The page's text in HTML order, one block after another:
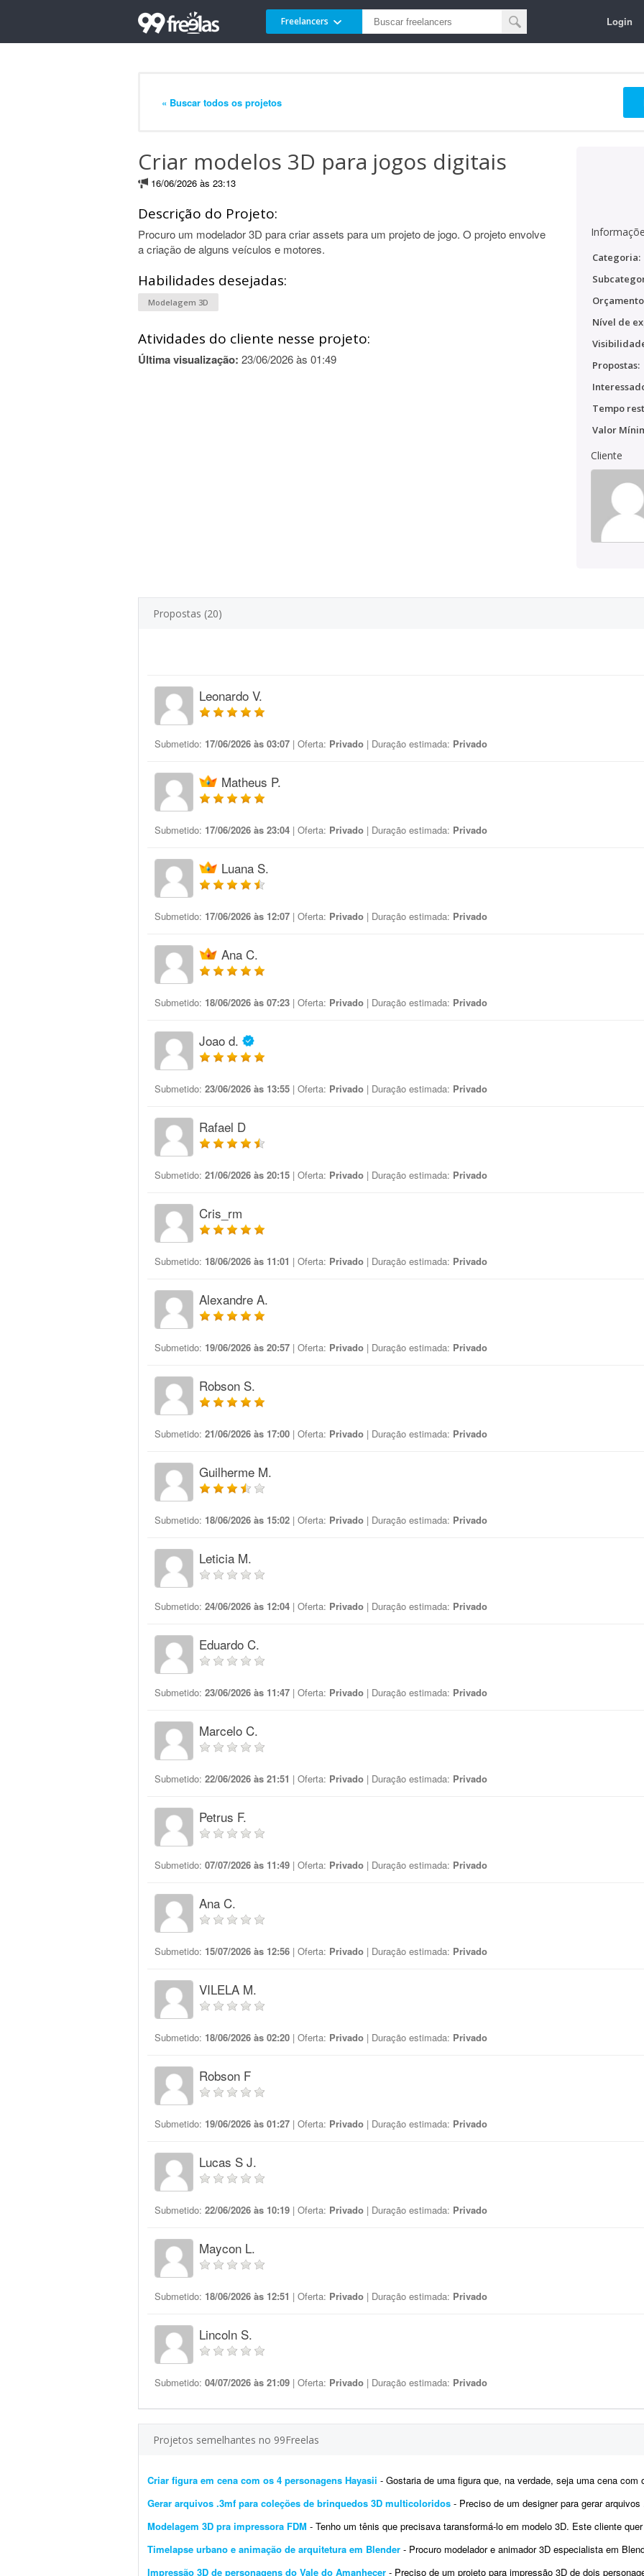
Freelancers Login
« Buscar todos os projetos
Criar modelos 3D para jogos digitais
16/06/2026 às 23:13
Descrição do Projeto:
Procuro um modelador 3D para criar assets para um projeto de jogo. O projeto envolve
a criação de alguns veículos e motores.
Habilidades desejadas:
Modelagem 3D
Atividades do cliente nesse projeto:
Última visualização: 23/06/2026 às 01:49
Categoria:
Nível de
Propostas:
Tempo
Valor
Cliente
Propostas (20)
Leonardo V.
Submetido: 17/06/2026 às 03:07 | Oferta: Privado | Duração estimada: Privado
Matheus P.
Submetido: 17/06/2026 às 23:04 | Oferta: Privado | Duração estimada: Privado
Luana S.
Submetido: 17/06/2026 às 12:07 | Oferta: Privado | Duração estimada: Privado
Ana C.
Submetido: 18/06/2026 às 07:23 | Oferta: Privado | Duração estimada: Privado
Joao d.
Submetido: 23/06/2026 às 13:55 | Oferta: Privado | Duração estimada: Privado
Rafael D
Submetido: 21/06/2026 às 20:15 | Oferta: Privado | Duração estimada: Privado
Cris_rm
Submetido: 18/06/2026 às 11:01 | Oferta: Privado | Duração estimada: Privado
Alexandre A.
Submetido: 19/06/2026 às 20:57 | Oferta: Privado | Duração estimada: Privado
Robson S.
Submetido: 21/06/2026 às 17:00 | Oferta: Privado | Duração estimada: Privado
Guilherme M.
Submetido: 18/06/2026 às 15:02 | Oferta: Privado | Duração estimada: Privado
Leticia M.
Submetido: 24/06/2026 às 12:04 | Oferta: Privado | Duração estimada: Privado
Eduardo C.
Submetido: 23/06/2026 às 11:47 | Oferta: Privado | Duração estimada: Privado
Marcelo C.
Submetido: 22/06/2026 às 21:51 | Oferta: Privado | Duração estimada: Privado
Petrus F.
Submetido: 07/07/2026 às 11:49 | Oferta: Privado | Duração estimada: Privado
Ana C.
Submetido: 15/07/2026 às 12:56 | Oferta: Privado | Duração estimada: Privado
VILELA M.
Submetido: 18/06/2026 às 02:20 | Oferta: Privado | Duração estimada: Privado
Robson F
Submetido: 19/06/2026 às 01:27 | Oferta: Privado | Duração estimada: Privado
Lucas S J.
Submetido: 22/06/2026 às 10:19 | Oferta: Privado | Duração estimada: Privado
Maycon L.
Submetido: 18/06/2026 às 12:51 | Oferta: Privado | Duração estimada: Privado
Lincoln S.
Submetido: 04/07/2026 às 21:09 | Oferta: Privado | Duração estimada: Privado
Projetos semelhantes no 99Freelas
Criar figura em cena com os 4 personagens Hayasii - Gostaria de uma figura que, na verdade, seja uma cena com os quatro personagens da banda Hayasii, de
Gerar arquivos .3mf para coleções de brinquedos 3D multicoloridos - Preciso de um designer para gerar arquivos .3mf de coleções de pequenos animais. Vou
Modelagem 3D pra impressora FDM - Tenho um tênis que precisava taransformá-lo em modelo 3D. Este cliente quer fazer isso com todos os tênis da
Timelapse urbano e animação de arquitetura em Blender - Procuro modelador e animador 3D especialista em Blender para criar animações urbanas e
Impressão 3D de personagens do Vale do Amanhecer - Preciso de um projeto para impressão 3D de dois personagens do Vale